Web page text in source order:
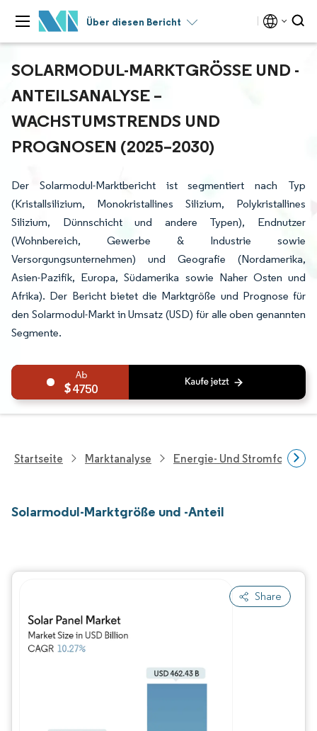
Über diesen Bericht
SOLARMODUL-MARKTGRÖSSE UND -A
NTEILSANALYSE – W
ACHSTUMSTRENDS UND P
ROGNOSEN (2025–2030)
Der Solarmodul-Marktbericht ist segmentiert nach Typ
(Kristallsilizium, Monokristallines Silizium, Polykristallines
Silizium, Dünnschicht und andere Typen), Endnutzer
(Wohnbereich, Gewerbe & Industrie sowie
Versorgungsunternehmen) und Geografie (Nordamerika,
Asien-Pazifik, Europa, Südamerika sowie Naher Osten und
Afrika). Der Bericht bietet die Marktgröße und Prognose für
den Solarmodul-Markt in Umsatz (USD) für alle oben genannten
Segmente.
4750
Startseite Marktanalyse Energie- Und
Solarmodul-Marktgröße und -Anteil
Share